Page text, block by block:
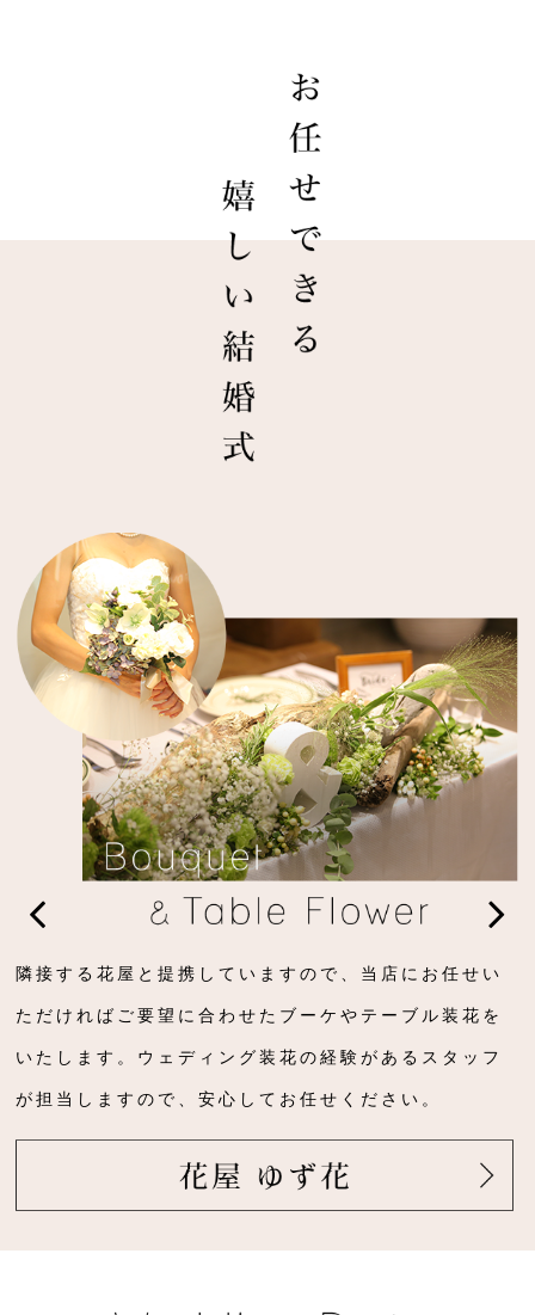
隣接する花屋と提携していますので、当店にお任せい
ただければご要望に合わせたブーケやテーブル装花を
いたします。ウェディング装花の経験があるスタッフ
が担当しますので、安心してお任せください。